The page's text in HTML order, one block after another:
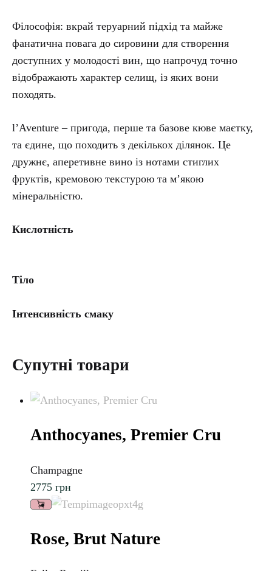
Філософія: вкрай теруарний підхід та майже
фанатична повага до сировини для створення
доступних у молодості вин, що напрочуд точно
відображають характер селищ, із яких вони
походять.
l’Aventure – пригода, перше та базове кюве маєтку,
та єдине, що походить з декількох ділянок. Це
дружнє, аперетивне вино із нотами стиглих
фруктів, кремовою текстурою та м’якою
мінеральністю.
Кислотність
Тіло
Інтенсивність смаку
Супутні товари
Anthocyanes, Premier Cru
Champagne
2775 грн
Rose, Brut Nature